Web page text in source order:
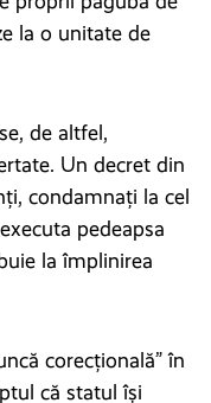
la o unitate de
de altfel,
Un decret din
condamnați la cel
pedeapsa
la împlinirea
corecțională” în
că statul își